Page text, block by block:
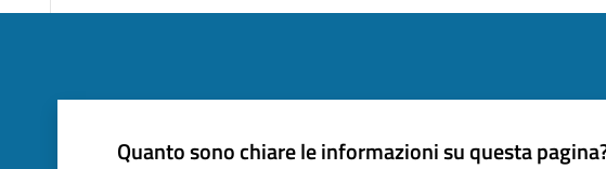
Quanto sono chiare le informazioni su questa